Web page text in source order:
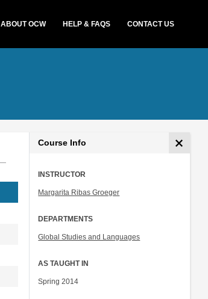
ABOUT OCW HELP & FAQS CONTACT US
Course Info
INSTRUCTOR
Margarita Ribas Groeger
DEPARTMENTS
Global Studies and Languages
AS TAUGHT IN
Spring 2014